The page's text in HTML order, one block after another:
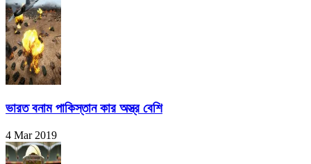
ভারত বনাম পাকিস্তান কার অস্ত্র বেশি
4 Mar 2019